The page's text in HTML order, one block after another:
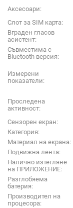
Аксесоари:
Слот за SIM карта:
Вграден гласов
асистент:
Съвместима с
Bluetooth версия:
Измерени
показатели:
Проследена
активност:
Сензорен екран:
Категория:
Материал на екрана:
Подвижна лента:
Налично изтегляне
на ПРИЛОЖЕНИЕ:
Разглобяема
батерия:
Производител на
процесора: